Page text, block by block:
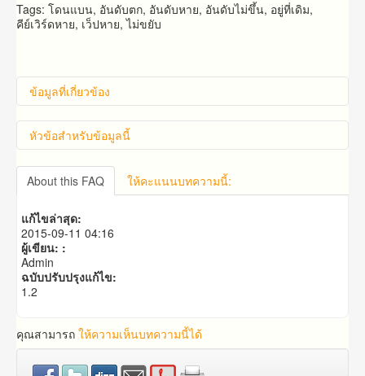
Tags: โดนแบน, อันดับตก, อันดับหาย, อันดับไม่ขึ้น, อยู่ที่เดิม,
คีย์เวิร์ดหาย, เว็ปหาย, ไม่ขยับ
ข้อมูลที่เกี่ยวข้อง
หัวข้อสำหรับข้อมูลนี้
คำถาม​ก่อน​การ​สั่งซื้อ​
คำถาม​เกี่ยว​กับ​แพ็คเก็จ​เสริม
About this FAQ ให้คะแนนบทความนี้:
แก้ไขล่าสุด:
2015-09-11 04:16
ผู้เขียน: :
Admin
ฉบับปรับปรุงแก้ไข:
1.2
คุณสามารถ ให้ความเห็นบทความนี้ได้